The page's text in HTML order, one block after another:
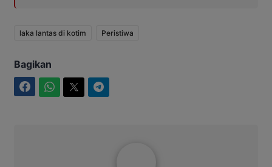
laka lantas di kotim Peristiwa
Bagikan